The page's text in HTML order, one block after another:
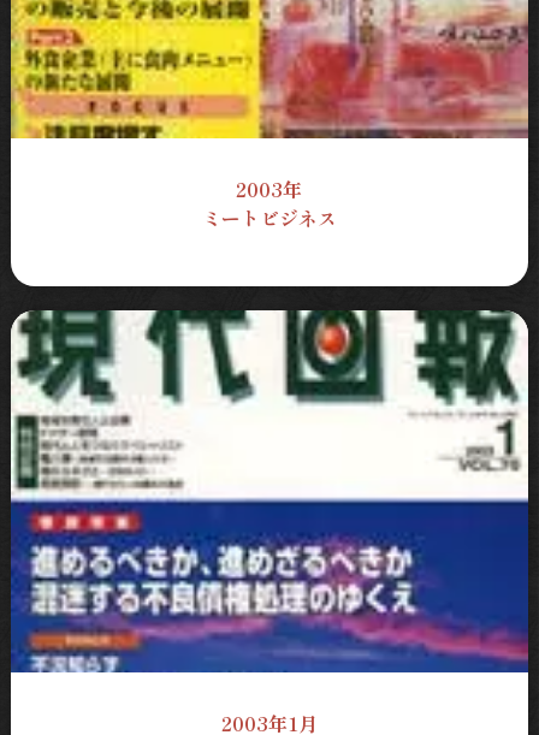
2003年
ミートビジネス
2003年1月